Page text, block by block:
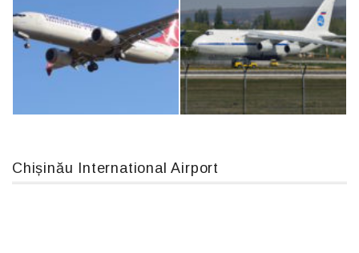
Chișinău International Airport